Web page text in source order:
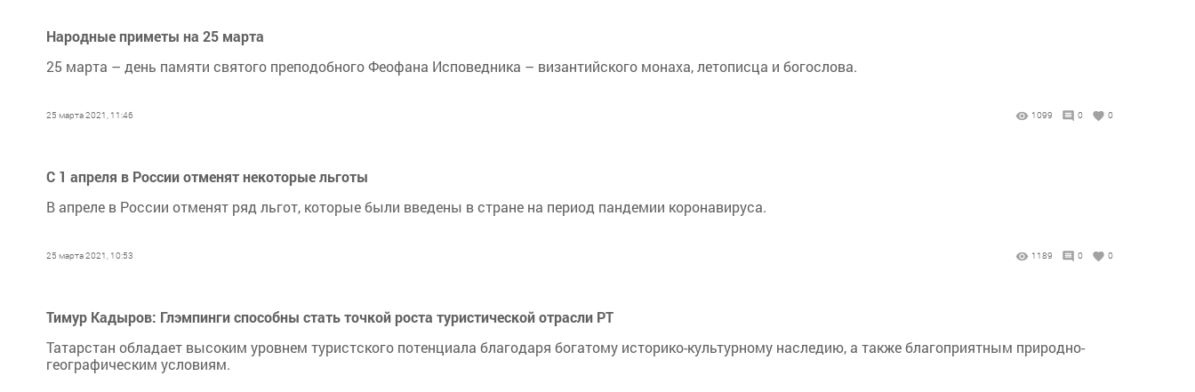
Народные приметы на 25 марта
25 марта – день памяти святого преподобного Феофана Исповедника – византийского монаха, летописца и богослова.
25 марта 2021, 11:46 1099 0 0
С 1 апреля в России отменят некоторые льготы
В апреле в России отменят ряд льгот, которые были введены в стране на период пандемии коронавируса.
25 марта 2021, 10:53 1189 0 0
Тимур Кадыров: Глэмпинги способны стать точкой роста туристической отрасли РТ
Татарстан обладает высоким уровнем туристского потенциала благодаря богатому историко-культурному наследию, а также благоприятным природно-
географическим условиям.